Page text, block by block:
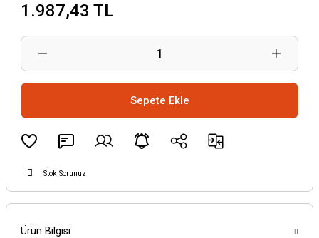
1.987,43 TL
Sepete Ekle
Stok Sorunuz
Ürün Bilgisi